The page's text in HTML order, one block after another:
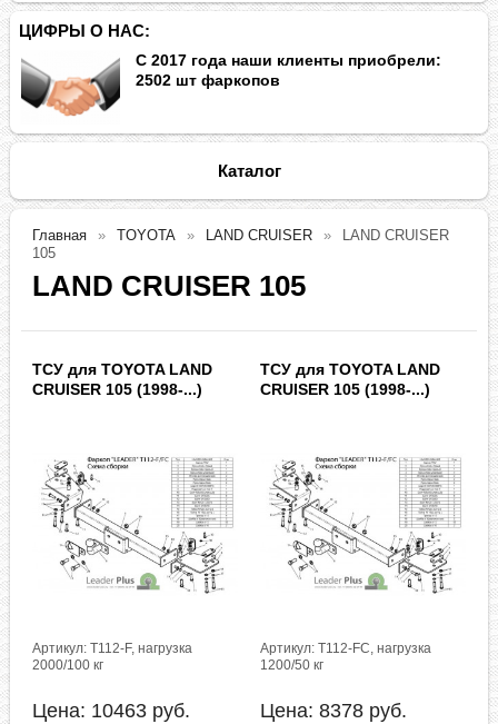
ЦИФРЫ О НАС:
С 2017 года наши клиенты приобрели:
2502 шт фаркопов
Каталог
Главная TOYOTA LAND CRUISER
LAND CRUISER
105
LAND CRUISER 105
ТСУ для TOYOTA LAND
CRUISER 105 (1998-...)
Артикул: T112-F, нагрузка
2000/100 кг
Цена: 10463 руб.
ТСУ для TOYOTA LAND
CRUISER 105 (1998-...)
Артикул: T112-FC, нагрузка
1200/50 кг
Цена: 8378 руб.